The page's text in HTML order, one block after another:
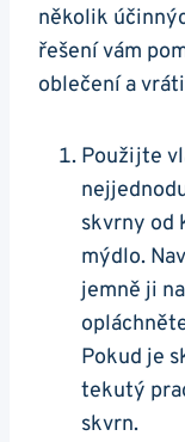
několik​
řešení​ vám
oblečení​ a
Použijte
skvrny od‌
mýdlo.
jemně ji
Pokud ‍je
tekutý
skvrn.